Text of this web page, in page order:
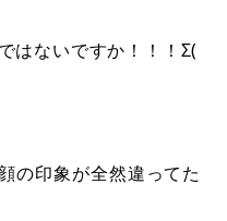
ではないですか！！！Σ(
の印象が⁡全然違ってた